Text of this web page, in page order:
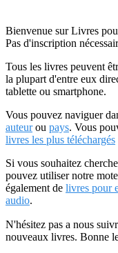
Bienvenue sur Livres
Pas d'inscription
Tous les livres peuvent
la plupart d'entre eux
tablette ou smartphone.
Vous pouvez naviguer
auteurou pays. Vous
livres les plus téléchargés
Si vous souhaitez
pouvez utiliser notre
également de livres pour
audio.
N'hésitez pas a nous
nouveaux livres. Bonne